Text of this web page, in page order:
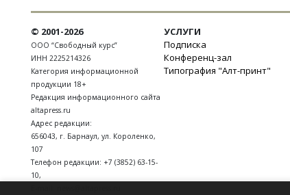
© 2001-2026
ООО “Свободный курс”
ИНН 2225214326
Категория информационной
продукции 18+
Редакция информационного сайта
altapress.ru
Адрес редакции:
656043, г. Барнаул, ул. Короленко,
107
Телефон редакции: +7 (3852) 63-15-
10,
УСЛУГИ
Подписка
Конференц-зал
Типография "Алт-принт"